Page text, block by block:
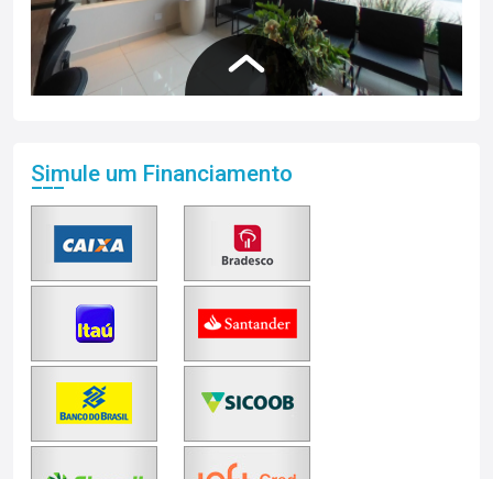
Simule um Financiamento